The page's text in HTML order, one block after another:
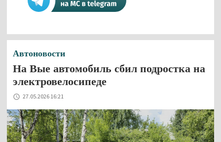
Автоновости
На Вые автомобиль сбил подростка на
электровелосипеде
27.05.2026 16:21